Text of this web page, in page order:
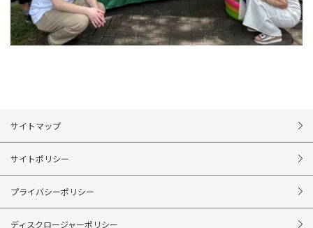
サイトマップ
サイトポリシー
プライバシーポリシー
ディスクロージャーポリシー